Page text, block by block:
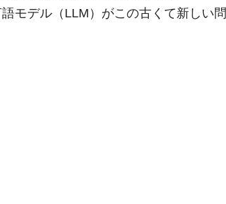
モデル（LLM）がこの古くて新しい問